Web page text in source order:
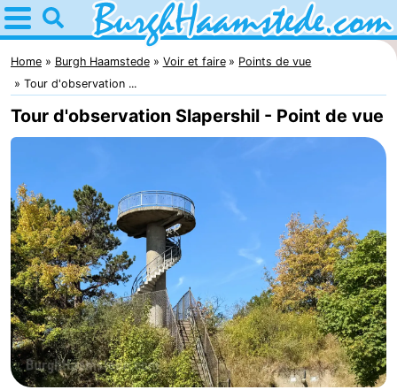
Home
Burgh
Haamstede
Astuces
Avec
les
enfants
Nature
Kop
van
Schouwen
Passer
la
nuit
Appartements
Campings
Chambre
d'hôtes
Chaumières
Home Burgh Haamstede Voir et faire
Points de vue
Tour d'observation ...
Tour d'observation Slapershil - Point de vue